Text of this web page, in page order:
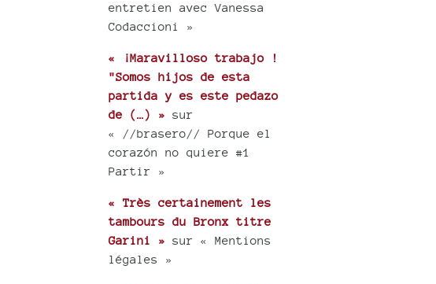
entretien avec Vanessa
Codaccioni »
« ¡Maravilloso trabajo !
"Somos hijos de esta
partida y es este pedazo
de (…) » sur
« //brasero// Porque el
corazón no quiere #1
Partir »
« Très certainement les
tambours du Bronx titre
Garini » sur « Mentions
légales »